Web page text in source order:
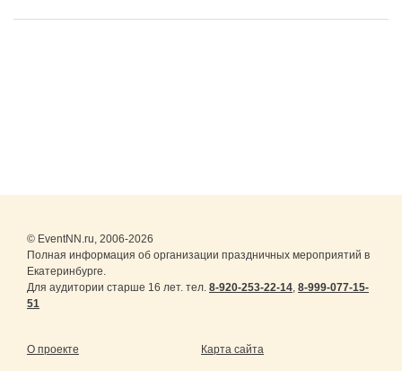
© EventNN.ru, 2006-2026
Полная информация об организации праздничных мероприятий в
Екатеринбурге.
Для аудитории старше 16 лет. тел. 8-920-253-22-14, 8-999-077-15-
51
О проекте Карта сайта